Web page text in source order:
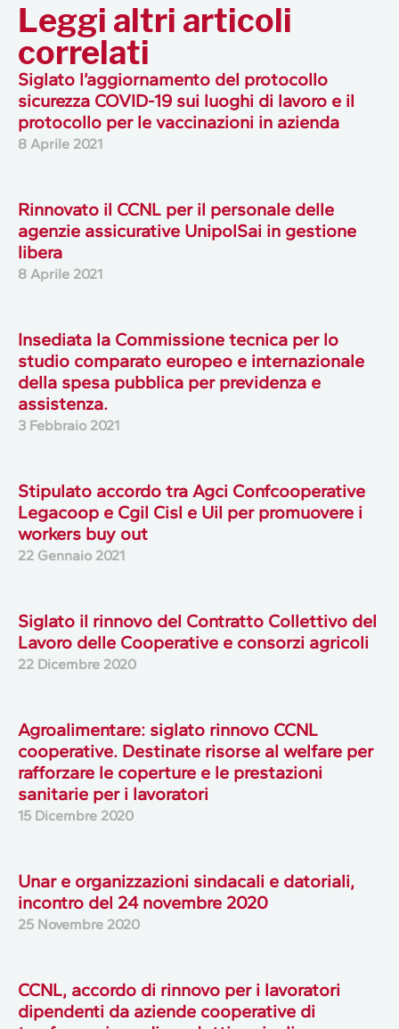
Leggi altri articoli
correlati
Siglato l’aggiornamento del protocollo
sicurezza COVID-19 sui luoghi di lavoro e il
protocollo per le vaccinazioni in azienda
8 Aprile 2021
Rinnovato il CCNL per il personale delle
agenzie assicurative UnipolSai in gestione
libera
8 Aprile 2021
Insediata la Commissione tecnica per lo
studio comparato europeo e internazionale
della spesa pubblica per previdenza e
assistenza.
3 Febbraio 2021
Stipulato accordo tra Agci Confcooperative
Legacoop e Cgil Cisl e Uil per promuovere i
workers buy out
22 Gennaio 2021
Siglato il rinnovo del Contratto Collettivo del
Lavoro delle Cooperative e consorzi agricoli
22 Dicembre 2020
Agroalimentare: siglato rinnovo CCNL
cooperative. Destinate risorse al welfare per
rafforzare le coperture e le prestazioni
sanitarie per i lavoratori
15 Dicembre 2020
Unar e organizzazioni sindacali e datoriali,
incontro del 24 novembre 2020
25 Novembre 2020
CCNL, accordo di rinnovo per i lavoratori
dipendenti da aziende cooperative di